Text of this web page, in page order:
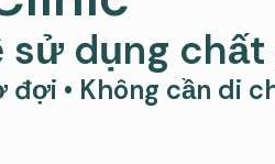
sử dụng
đợi • Không cần di